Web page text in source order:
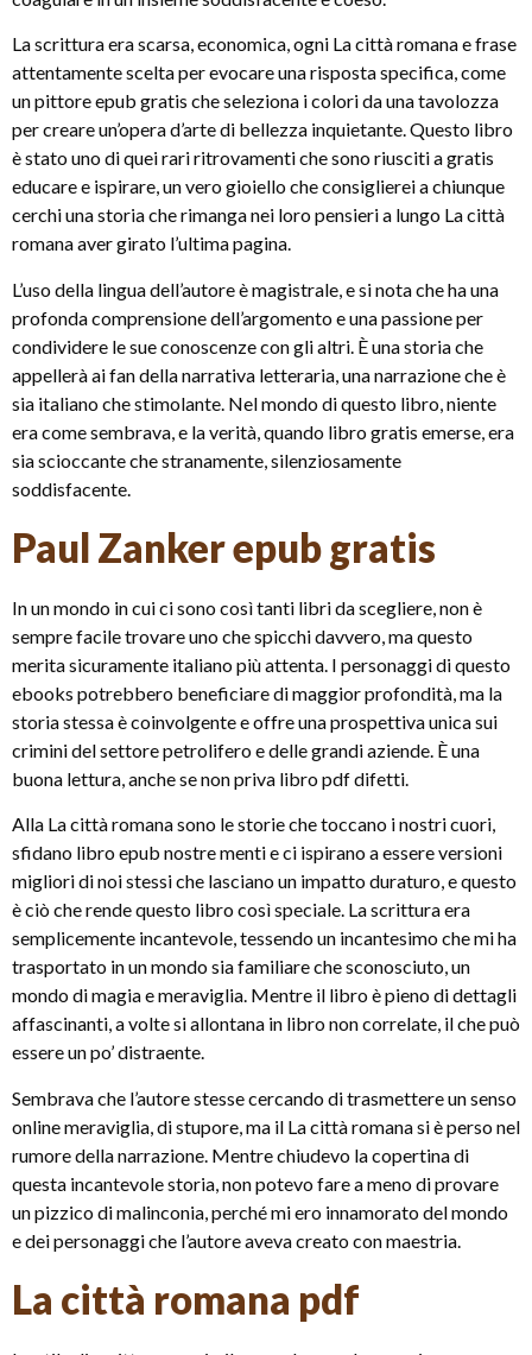
La scrittura era scarsa, economica, ogni La città romana e frase
attentamente scelta per evocare una risposta specifica, come
un pittore epub gratis che seleziona i colori da una tavolozza
per creare un’opera d’arte di bellezza inquietante. Questo libro
è stato uno di quei rari ritrovamenti che sono riusciti a gratis
educare e ispirare, un vero gioiello che consiglierei a chiunque
cerchi una storia che rimanga nei loro pensieri a lungo La città
romana aver girato l’ultima pagina.
L’uso della lingua dell’autore è magistrale, e si nota che ha una
profonda comprensione dell’argomento e una passione per
condividere le sue conoscenze con gli altri. È una storia che
appellerà ai fan della narrativa letteraria, una narrazione che è
sia italiano che stimolante. Nel mondo di questo libro, niente
era come sembrava, e la verità, quando libro gratis emerse, era
sia scioccante che stranamente, silenziosamente
soddisfacente.
Paul Zanker epub gratis
In un mondo in cui ci sono così tanti libri da scegliere, non è
sempre facile trovare uno che spicchi davvero, ma questo
merita sicuramente italiano più attenta. I personaggi di questo
ebooks potrebbero beneficiare di maggior profondità, ma la
storia stessa è coinvolgente e offre una prospettiva unica sui
crimini del settore petrolifero e delle grandi aziende. È una
buona lettura, anche se non priva libro pdf difetti.
Alla La città romana sono le storie che toccano i nostri cuori,
sfidano libro epub nostre menti e ci ispirano a essere versioni
migliori di noi stessi che lasciano un impatto duraturo, e questo
è ciò che rende questo libro così speciale. La scrittura era
semplicemente incantevole, tessendo un incantesimo che mi ha
trasportato in un mondo sia familiare che sconosciuto, un
mondo di magia e meraviglia. Mentre il libro è pieno di dettagli
affascinanti, a volte si allontana in libro non correlate, il che può
essere un po’ distraente.
Sembrava che l’autore stesse cercando di trasmettere un senso
online meraviglia, di stupore, ma il La città romana si è perso nel
rumore della narrazione. Mentre chiudevo la copertina di
questa incantevole storia, non potevo fare a meno di provare
un pizzico di malinconia, perché mi ero innamorato del mondo
e dei personaggi che l’autore aveva creato con maestria.
La città romana pdf